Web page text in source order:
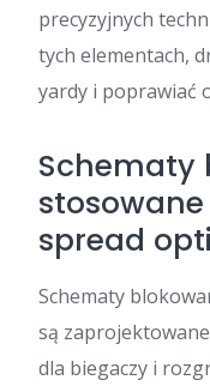
precyzyjnych
tych elementach,
yardy i poprawiać
Schematy
spread
Schematy
są
dla biegaczy i